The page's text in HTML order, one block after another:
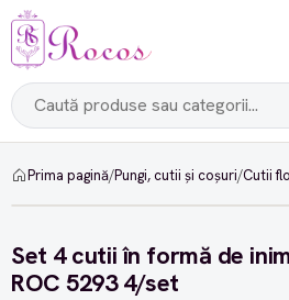
Prima pagină/Pungi, cutii și coșuri/Cutii
-11%
Set 4 cutii în formă de
ROC 5293 4/set